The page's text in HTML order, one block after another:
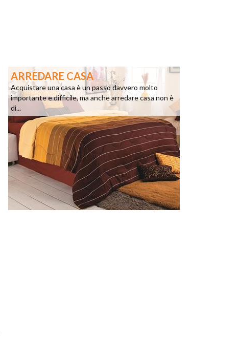
ARREDARE CASA
Acquistare una casa è un passo davvero molto
importante e difficile, ma anche arredare casa non è
di...